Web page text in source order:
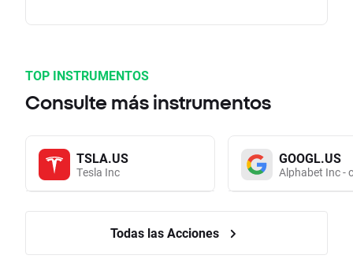
TOP INSTRUMENTOS
Consulte más instrumentos
TSLA.US
Tesla Inc
GOOGL.US
Alphabet Inc -
Todas las Acciones